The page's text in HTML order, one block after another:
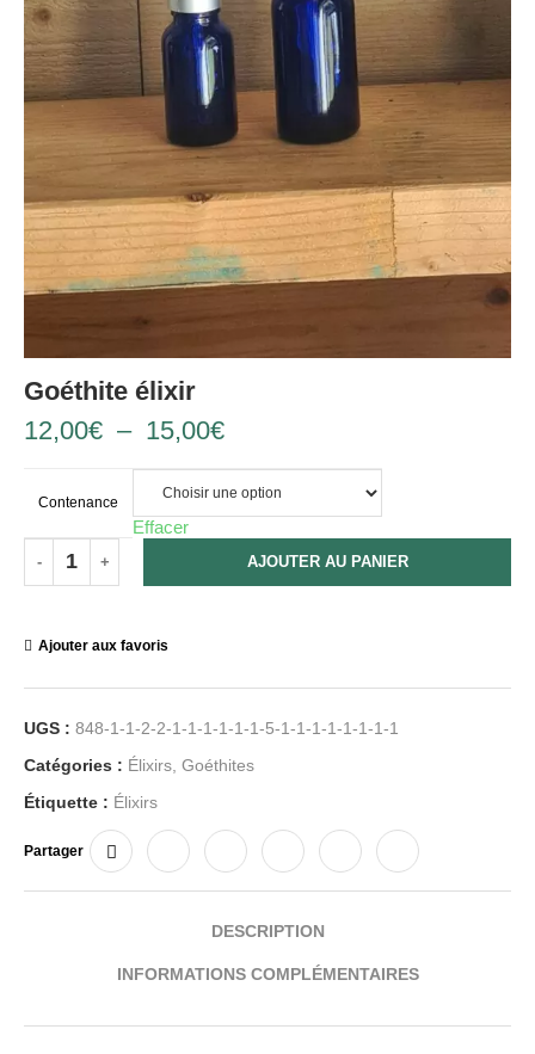
Goéthite élixir
12,00€ – 15,00€
Contenance
Effacer
AJOUTER AU PANIER
Ajouter aux favoris
UGS : 848-1-1-2-2-1-1-1-1-1-1-5-1-1-1-1-1-1-1-1
Catégories : Élixirs Goéthites
Étiquette : Élixirs
Partager
DESCRIPTION
INFORMATIONS COMPLÉMENTAIRES